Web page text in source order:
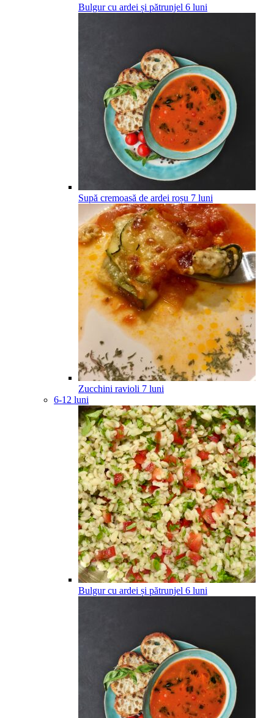
Bulgur cu ardei și pătrunjel 6 luni
Supă cremoasă de ardei roșu 7 luni
Zucchini ravioli 7 luni
6-12 luni
Bulgur cu ardei și pătrunjel 6 luni